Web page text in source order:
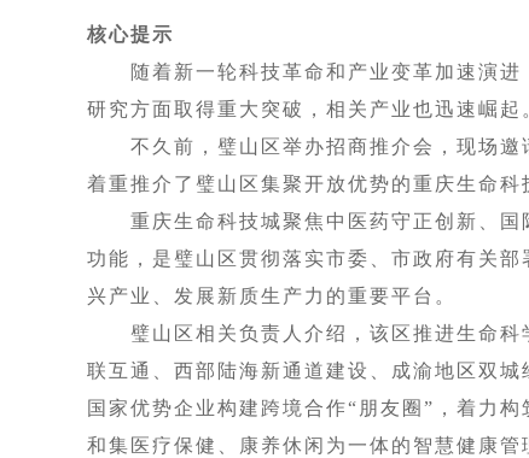
核心提示
随着新一轮科技革命和产业变革加速演进
研究方面取得重大突破，相关产业也迅速崛起
不久前，璧山区举办招商推介会，现场邀
着重推介了璧山区集聚开放优势的重庆生命
重庆生命科技城聚焦中医药守正创新、国
功能，是璧山区贯彻落实市委、市政府有关
兴产业、发展新质生产力的重要平台。
璧山区相关负责人介绍，该区推进生命科
联互通、西部陆海新通道建设、成渝地区双
国家优势企业构建跨境合作“朋友圈”，着力
和集医疗保健、康养休闲为一体的智慧健康管